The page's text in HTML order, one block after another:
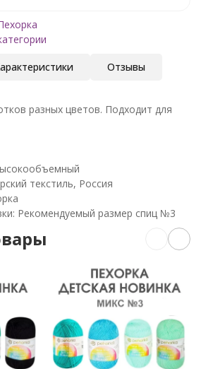
Отзывы
разных цветов. Подходит для
текстиль, Россия
Рекомендуемый размер спиц №3